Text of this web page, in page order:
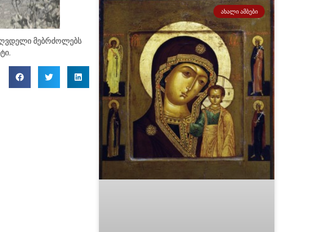
მებრძოლებს
ᲐᲮᲐᲚᲘ ᲐᲛᲑᲔᲑᲘ